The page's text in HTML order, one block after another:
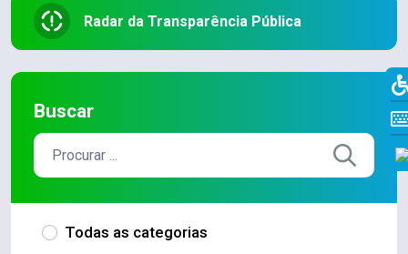
Radar da Transparência Pública
Buscar
Todas as categorias